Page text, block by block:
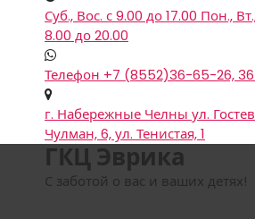
Суб., Вос. с 9.00 до 17.00 Пон.,
8.00 до 20.00
Телефон +7 (8552)36-65-26,
г. Набережные Челны ул.
Чулман, 6, ул. Тенистая, 1
ГКЦ Эврика
С заботой о вас и ваших детях!